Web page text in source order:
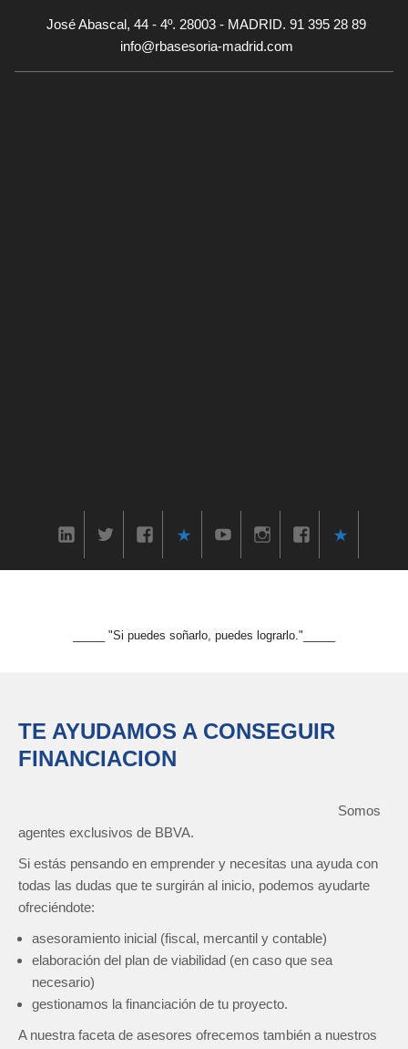
José Abascal, 44 - 4º. 28003 - MADRID. 91 395 28 89
info@rbasesoria-madrid.com
_____ "Si puedes soñarlo, puedes lograrlo."_____
TE AYUDAMOS A CONSEGUIR
FINANCIACION
Somos
agentes exclusivos de BBVA.
Si estás pensando en emprender y necesitas una ayuda con
todas las dudas que te surgirán al inicio, podemos ayudarte
ofreciéndote:
asesoramiento inicial (fiscal, mercantil y contable)
elaboración del plan de viabilidad (en caso que sea
necesario)
gestionamos la financiación de tu proyecto.
A nuestra faceta de asesores ofrecemos también a nuestros